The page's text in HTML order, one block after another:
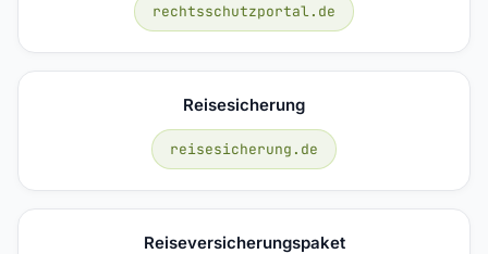
rechtsschutzportal.de
Reisesicherung
reisesicherung.de
Reiseversicherungspaket